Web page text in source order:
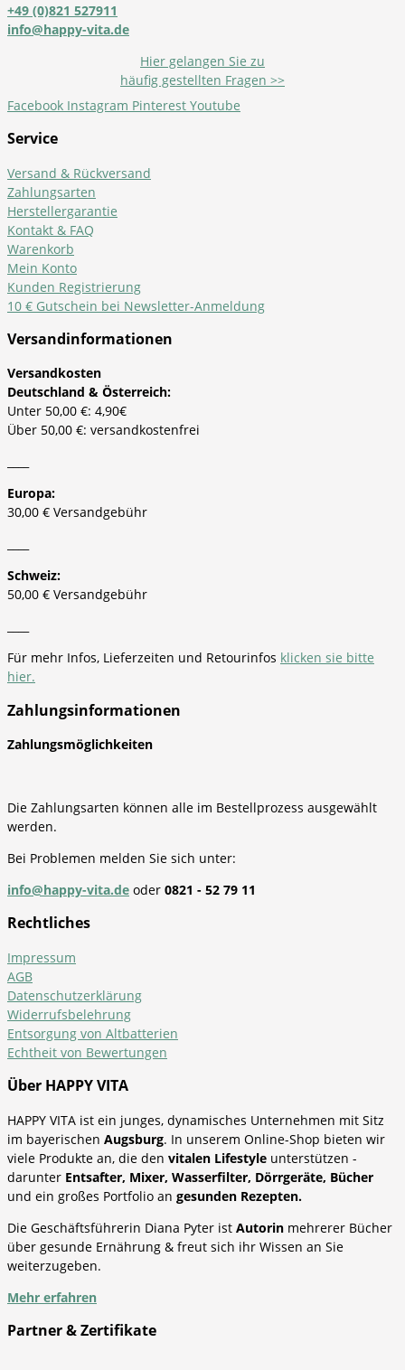
+49 (0)821 527911
info@happy-vita.de
Hier gelangen Sie zu
häufig gestellten Fragen >>
Facebook Instagram Pinterest Youtube
Service
Versand & Rückversand
Zahlungsarten
Herstellergarantie
Kontakt & FAQ
Warenkorb
Mein Konto
Kunden Registrierung
10 € Gutschein bei Newsletter-Anmeldung
Versandinformationen
Versandkosten
Deutschland & Österreich:
Unter 50,00 €: 4,90€
Über 50,00 €: versandkostenfrei
Europa:
30,00 € Versandgebühr
Schweiz:
50,00 € Versandgebühr
Für mehr Infos, Lieferzeiten und Retourinfos klicken sie bitte
hier.
Zahlungsinformationen
Zahlungsmöglichkeiten
Die Zahlungsarten können alle im Bestellprozess ausgewählt
werden.
Bei Problemen melden Sie sich unter:
info@happy-vita.de oder 0821 - 52 79 11
Rechtliches
Impressum
AGB
Datenschutzerklärung
Widerrufsbelehrung
Entsorgung von Altbatterien
Echtheit von Bewertungen
Über HAPPY VITA
HAPPY VITA ist ein junges, dynamisches Unternehmen mit Sitz
im bayerischen Augsburg. In unserem Online-Shop bieten wir
viele Produkte an, die den vitalen Lifestyle unterstützen -
darunter Entsafter, Mixer, Wasserfilter, Dörrgeräte, Bücher
und ein großes Portfolio an gesunden Rezepten.
Die Geschäftsführerin Diana Pyter ist Autorin mehrerer Bücher
über gesunde Ernährung & freut sich ihr Wissen an Sie
weiterzugeben.
Mehr erfahren
Partner & Zertifikate